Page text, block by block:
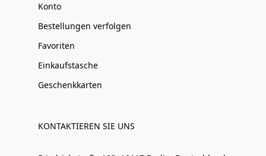
Konto
Bestellungen verfolgen
Favoriten
Einkaufstasche
Geschenkkarten
KONTAKTIEREN SIE UNS